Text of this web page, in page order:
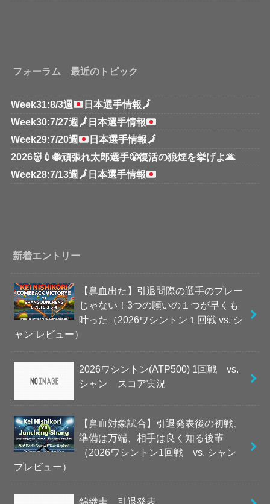
フォーラム 最近のトピック
Week31:8/3週 日本選手情報🗾
Week30:7/27週 🗾 日本選手情報
Week29:7/20週
日本選手情報🗾
2026👹💉🐝頑張れ太郎選手😤復活の狼煙を挙げよ🌋
Week28:7/13週 🗾 日本選手情報
新着エントリー
【鼻血出た】引退間際の選手のプレー
じゃない！3つの願いの１つが早くも
叶った（2026ワシントン１回戦 vs. シ
ャン レビュー）
2026ワシントン(ATP500) 1回戦 vs.
シャン スコア実況
【鼻血対象試合】引退発表後の初戦、
準備は万端、相手は良く知る後輩
（2026ワシントン1回戦 vs. シャン
プレビュー）
錦織圭、引退発表